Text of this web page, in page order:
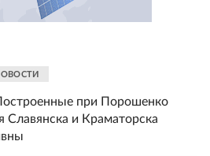
при Порошенко
Славянска и Краматорска